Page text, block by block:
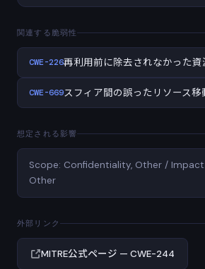
関連する脆弱性
CWE-226再利用前に除去されなかった
CWE-669スフィア間の誤ったリソース移
想定される影響
Scope: Confidentiality, Other /
Other
外部リンク
MITRE公式ページ — CWE-244